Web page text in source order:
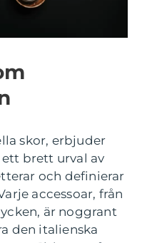
skor, erbjuder
brett urval av
och definierar
accessoar, från
är noggrant
den italienska